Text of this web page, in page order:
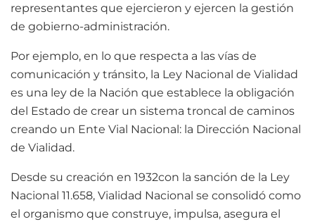
representantes que ejercieron y ejercen la gestión
de gobierno-administración.
Por ejemplo, en lo que respecta a las vías de
comunicación y tránsito, la Ley Nacional de Vialidad
es una ley de la Nación que establece la obligación
del Estado de crear un sistema troncal de caminos
creando un Ente Vial Nacional: la Dirección Nacional
de Vialidad.
Desde su creación en 1932con la sanción de la Ley
Nacional 11.658, Vialidad Nacional se consolidó como
el organismo que construye, impulsa, asegura el